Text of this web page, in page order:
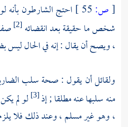
[ص:
احتج الشارطون
شخص ما حقيقة بعد انقضائه [2]
، ويصح أن يقال : إنه في الحال
ولقائل أن يقول : صحة سلب
منه سلبها عنه مطلقا ; إذ [3]
لو لم
، وهو غير مسلم ، وعند ذلك